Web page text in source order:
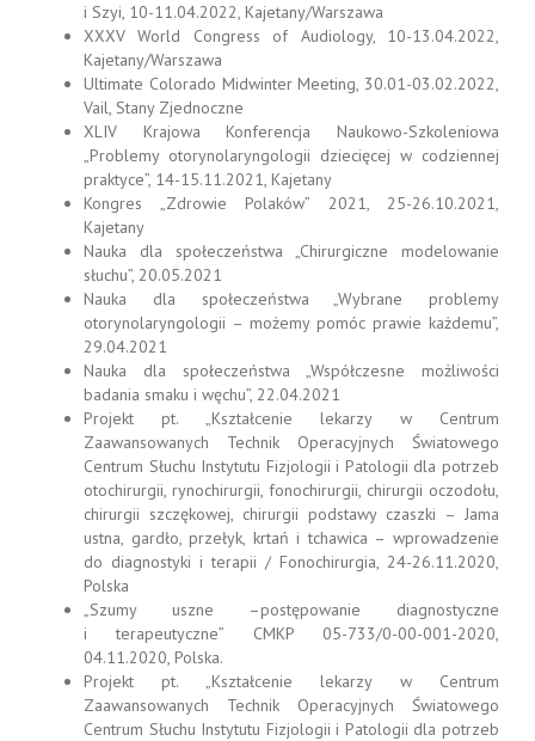
i Szyi, 10-11.04.2022, Kajetany/Warszawa
XXXV World Congress of Audiology, 10-13.04.2022,
Kajetany/Warszawa
Ultimate Colorado Midwinter Meeting, 30.01-03.02.2022,
Vail, Stany Zjednoczne
XLIV Krajowa Konferencja Naukowo-Szkoleniowa
„Problemy otorynolaryngologii dziecięcej w codziennej
praktyce”, 14-15.11.2021, Kajetany
Kongres „Zdrowie Polaków” 2021, 25-26.10.2021,
Kajetany
Nauka dla społeczeństwa „Chirurgiczne modelowanie
słuchu”, 20.05.2021
Nauka dla społeczeństwa „Wybrane problemy
otorynolaryngologii – możemy pomóc prawie każdemu”,
29.04.2021
Nauka dla społeczeństwa „Współczesne możliwości
badania smaku i węchu”, 22.04.2021
Projekt pt. „Kształcenie lekarzy w Centrum
Zaawansowanych Technik Operacyjnych Światowego
Centrum Słuchu Instytutu Fizjologii i Patologii dla potrzeb
otochirurgii, rynochirurgii, fonochirurgii, chirurgii oczodołu,
chirurgii szczękowej, chirurgii podstawy czaszki – Jama
ustna, gardło, przełyk, krtań i tchawica – wprowadzenie
do diagnostyki i terapii / Fonochirurgia, 24-26.11.2020,
Polska
„Szumy uszne –postępowanie diagnostyczne
i terapeutyczne” CMKP 05-733/0-00-001-2020,
04.11.2020, Polska.
Projekt pt. „Kształcenie lekarzy w Centrum
Zaawansowanych Technik Operacyjnych Światowego
Centrum Słuchu Instytutu Fizjologii i Patologii dla potrzeb